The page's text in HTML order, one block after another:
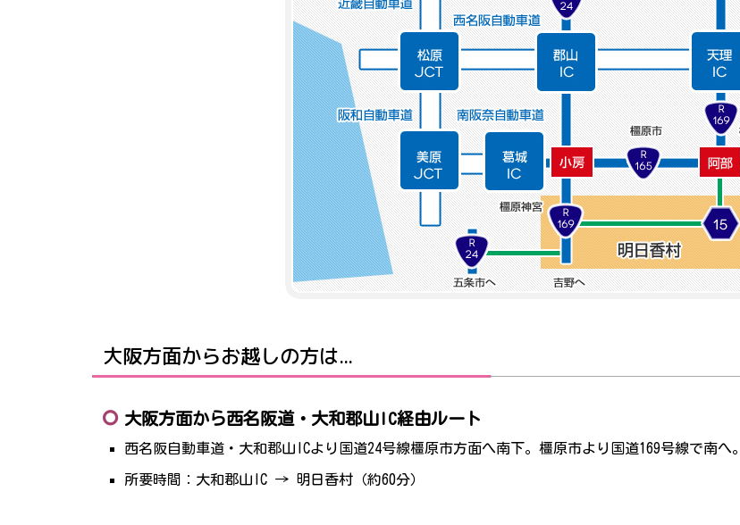
大阪方面からお越しの方は...
大阪方面から西名阪道・大和郡山IC経由ルート
西名阪自動車道・大和郡山ICより国道24号線橿原市方面へ南下。橿原市より国道169号線で南へ。
所要時間：大和郡山IC → 明日香村（約60分）